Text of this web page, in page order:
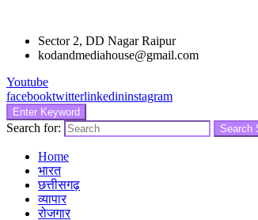
Sector 2, DD Nagar Raipur
kodandmediahouse@gmail.com
Youtube
facebooktwitterlinkedininstagram
Enter Keyword
Search for: Search
Home
भारत
छत्तीसगढ़
व्यापार
रोजगार